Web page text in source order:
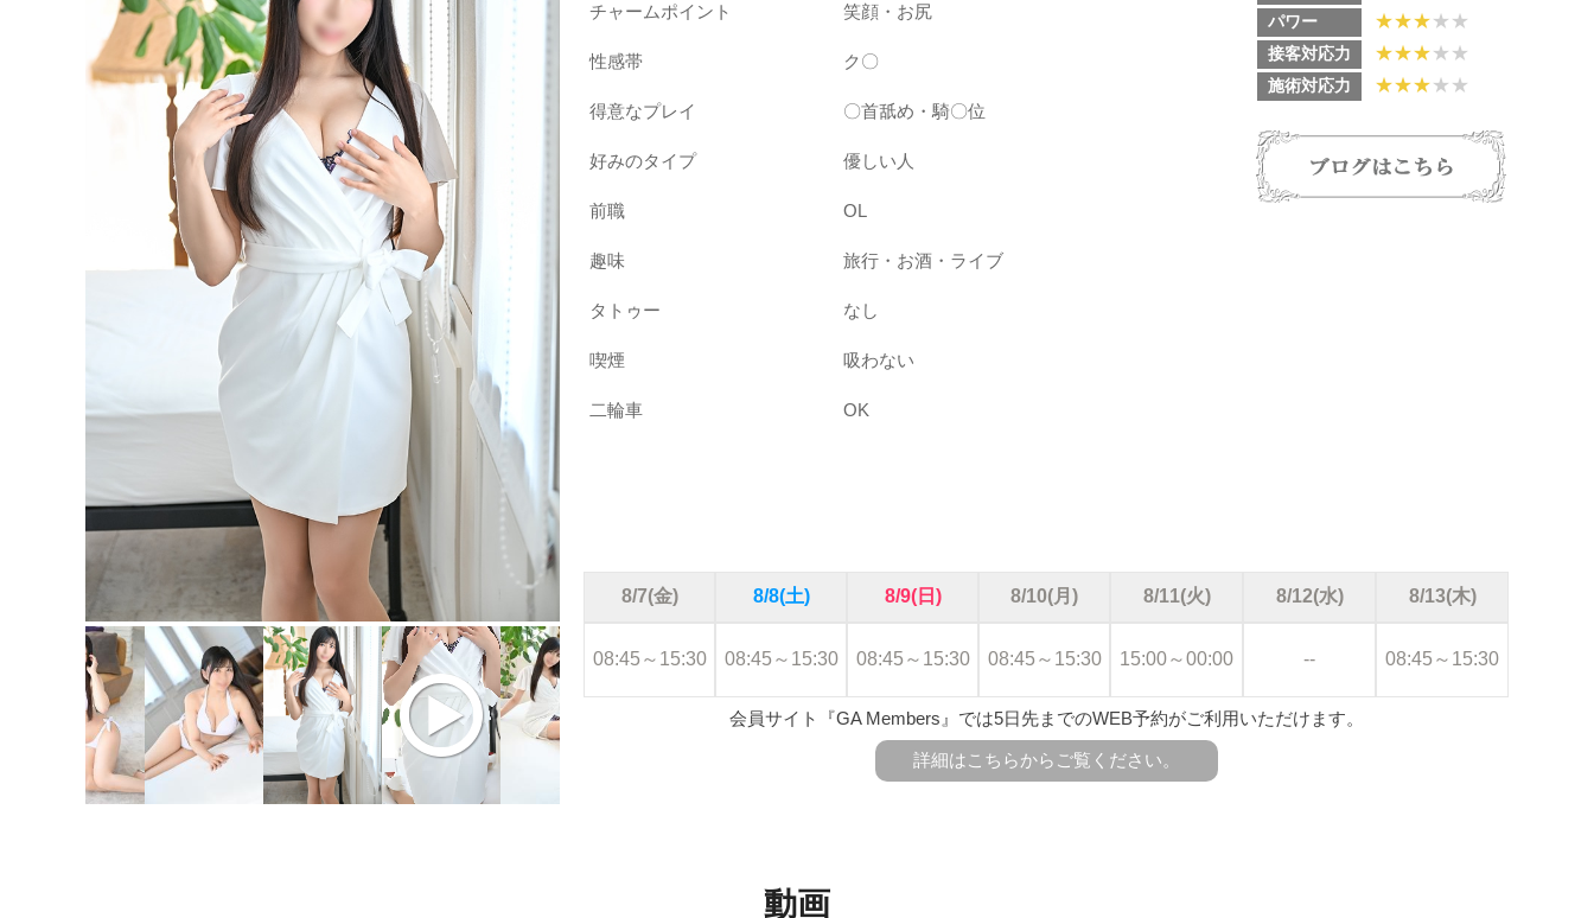
チャームポイント 笑顔・お尻
性感帯 ク〇
得意なプレイ 〇首舐め・騎〇位
好みのタイプ 優しい人
前職 OL
趣味 旅行・お酒・ライブ
タトゥー なし
喫煙 吸わない
二輪車 OK
パワー ★★★★★
接客対応力 ★★★★★
施術対応力 ★★★★★
8/7(金) 8/8(土) 8/9(日) 8/10(月) 8/11(火) 8/12(水) 8/13(木)
08:45～15:30 08:45～15:30 08:45～15:30 08:45～15:30 15:00～00:00 -- 08:45～15:30
会員サイト『GA Members』では5日先までのWEB予約がご利用いただけます。
詳細はこちらからご覧ください。
動画